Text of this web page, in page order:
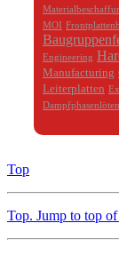
MOI
Engineering
Manufacturing
Leiterplatten
Dampfphasenlöten
Top
Top. Jump to top of